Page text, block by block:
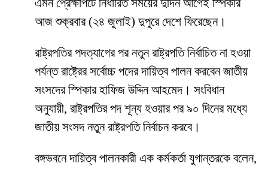
এমন প্রেক্ষাপটে নির্ধারিত সময়ের দুদিন আগেই স্পিকার
আজ শুক্রবার (২৪ জুলাই) দুপুরে দেশে ফিরেছেন।
রাষ্ট্রপতির পদত্যাগের পর নতুন রাষ্ট্রপতি নির্বাচিত না হওয়া
পর্যন্ত রাষ্ট্রের সর্বোচ্চ পদের দায়িত্ব পালন করবেন জাতীয়
সংসদের স্পিকার হাফিজ উদ্দিন আহমেদ। সংবিধান
অনুযায়ী, রাষ্ট্রপতির পদ শূন্য হওয়ার পর ৯০ দিনের মধ্যে
জাতীয় সংসদ নতুন রাষ্ট্রপতি নির্বাচন করবে।
বঙ্গভবনে দায়িত্ব পালনকারী এক কর্মকর্তা যুগান্তরকে বলেন,